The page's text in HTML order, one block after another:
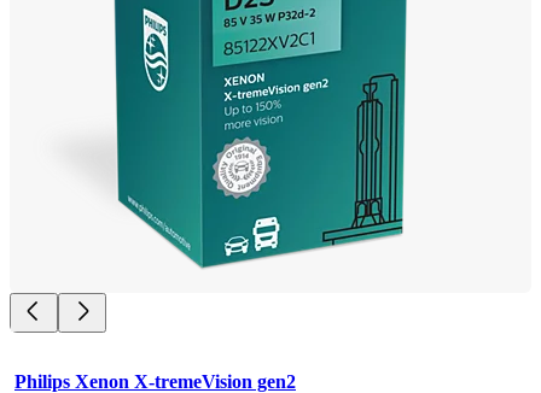
Philips Xenon X-tremeVision gen2